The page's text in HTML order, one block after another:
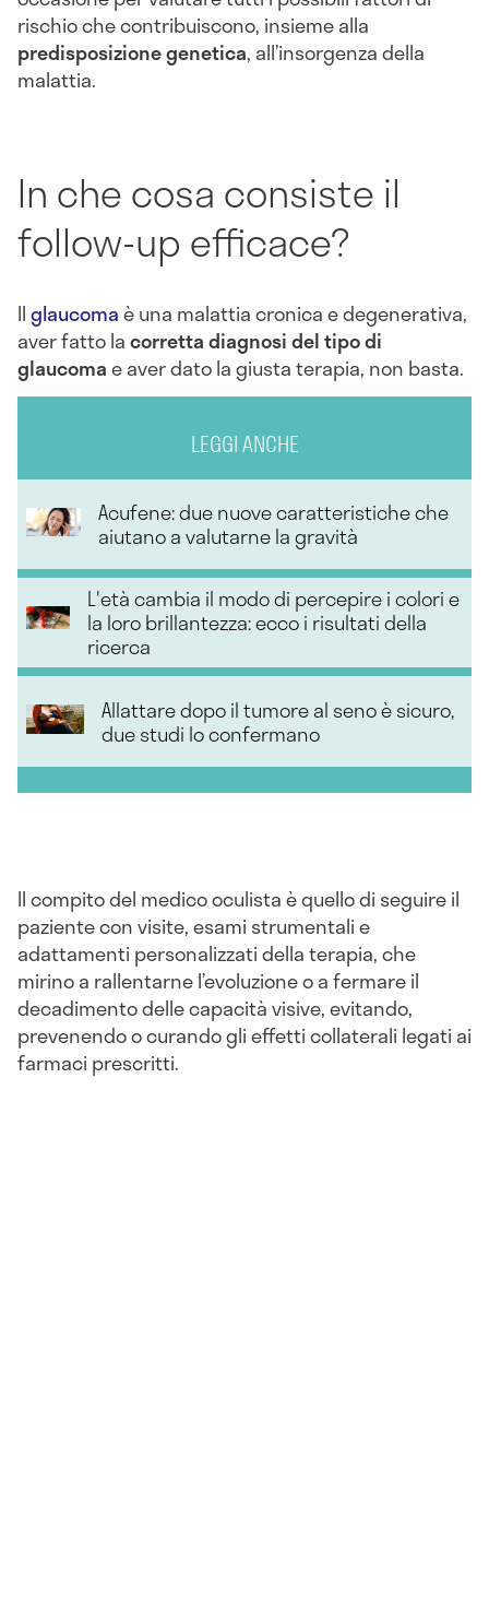
rischio che contribuiscono, insieme alla
predisposizione genetica, all’insorgenza della
malattia.
In che cosa consiste il
follow-up efficace?
Ilglaucomaè una malattia cronica e degenerativa,
aver fatto lacorretta diagnosi del tipo di
glaucomae aver dato la giusta terapia, non basta.
LEGGI ANCHE
Acufene: due nuove caratteristiche che
aiutano a valutarne la gravità
L'età cambia il modo di percepire i colori e
la loro brillantezza: ecco i risultati della
ricerca
Allattare dopo il tumore al seno è sicuro,
due studi lo confermano
Il compito del medico oculista è quello di seguire il
paziente con visite, esami strumentali e
adattamenti personalizzati della terapia, che
mirino a rallentarne l’evoluzione o a fermare il
decadimento delle capacità visive, evitando,
prevenendo o curando gli effetti collaterali legati ai
farmaci prescritti.